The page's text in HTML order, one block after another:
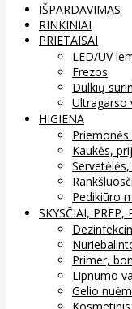
IŠPARDAVIMAS
RINKINIAI
PRIETAISAI
LED/UV
Frezos
Dulkių
Ultragarso
HIGIENA
Kaukės,
Pedikiūro
SKYSČIAI, PREP,
Primer,
Lipnumo
Gelio